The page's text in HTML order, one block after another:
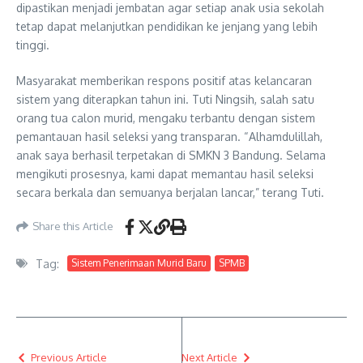
dipastikan menjadi jembatan agar setiap anak usia sekolah
tetap dapat melanjutkan pendidikan ke jenjang yang lebih
tinggi.
Masyarakat memberikan respons positif atas kelancaran
sistem yang diterapkan tahun ini. Tuti Ningsih, salah satu
orang tua calon murid, mengaku terbantu dengan sistem
pemantauan hasil seleksi yang transparan. “Alhamdulillah,
anak saya berhasil terpetakan di SMKN 3 Bandung. Selama
mengikuti prosesnya, kami dapat memantau hasil seleksi
secara berkala dan semuanya berjalan lancar,” terang Tuti.
Share this Article
Tag: Sistem Penerimaan Murid Baru SPMB
Previous Article Next Article